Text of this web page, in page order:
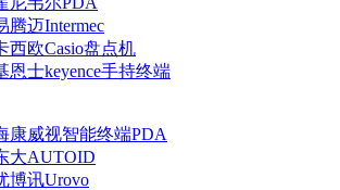
腾迈Intermec
西欧Casio盘点机
恩士keyence手持终端
康威视智能终端PDA
大AUTOID
博讯Urovo